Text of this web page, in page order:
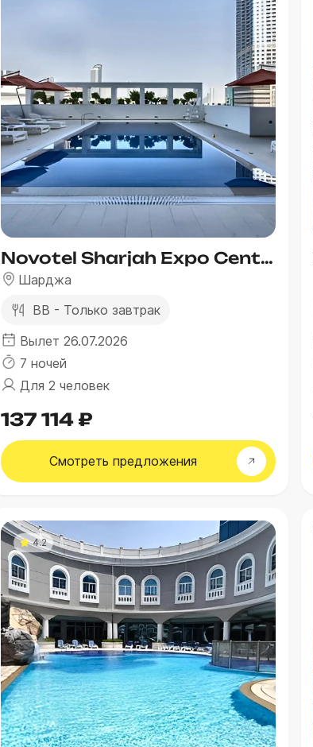
Novotel Sharjah Expo Centre
Шарджа
BB - Только завтрак
Вылет 26.07.2026
7 ночей
Для 2 человек
137 114 ₽
Смотретьпредложения
4.2